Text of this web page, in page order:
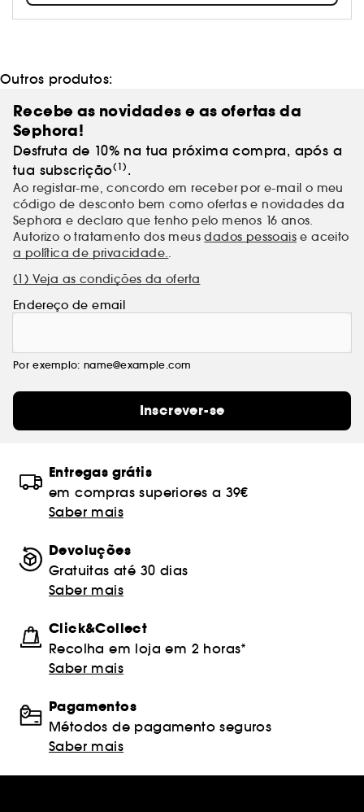
para a pele, para garantir resultados visíveis e
imediatos na pele.
Outros produtos:
Recebe as novidades e as ofertas da
Sephora!
Desfruta de 10% na tua próxima compra, após a
tua subscrição(1) .
Ao registar-me, concordo em receber por e-mail o meu
código de desconto bem como ofertas e novidades da
Sephora e declaro que tenho pelo menos 16 anos.
Autorizo o tratamento dos meusdados pessoais e aceito
a política de privacidade..
(1) Veja as condições da oferta
Endereço de email
Por exemplo: name@example.com
Inscrever-se
Entregas grátis
em compras superiores a 39€
Saber mais
Devoluções
Gratuitas até 30 dias
Saber mais
Click&Collect
Recolha em loja em 2 horas*
Saber mais
Pagamentos
Métodos de pagamento seguros
Saber mais